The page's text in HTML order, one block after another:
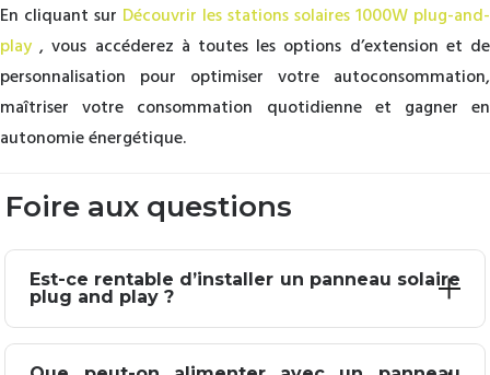
En cliquant sur Découvrir les stations solaires 1000W plug-and-
play , vous accéderez à toutes les options d’extension et de
personnalisation pour optimiser votre autoconsommation,
maîtriser votre consommation quotidienne et gagner en
autonomie énergétique.
Foire aux questions
Est-ce rentable d’installer un panneau solaire
plug and play ?
Absolument, un panneau solaire plug and play s’avère un